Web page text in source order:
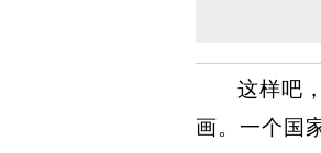
这样吧
画。一个国